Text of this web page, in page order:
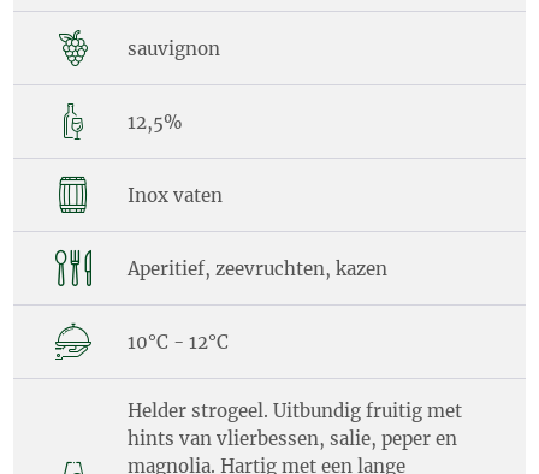
sauvignon
12,5%
Inox vaten
Aperitief, zeevruchten, kazen
10°C - 12°C
Helder strogeel. Uitbundig fruitig met
hints van vlierbessen, salie, peper en
magnolia. Hartig met een lange